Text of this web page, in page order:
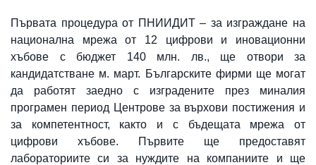
Първата процедура от ПНИИДИТ – за изграждане на
национална мрежа от 12 цифрови и иновационни
хъбове с бюджет 140 млн. лв., ще отвори за
кандидатстване м. март. Българските фирми ще могат
да работят заедно с изградените през миналия
програмен период Центрове за върхови постижения и
за компетентност, както и с бъдещата мрежа от
цифрови хъбове. Първите ще предоставят
лабораториите си за нуждите на компаниите и ще